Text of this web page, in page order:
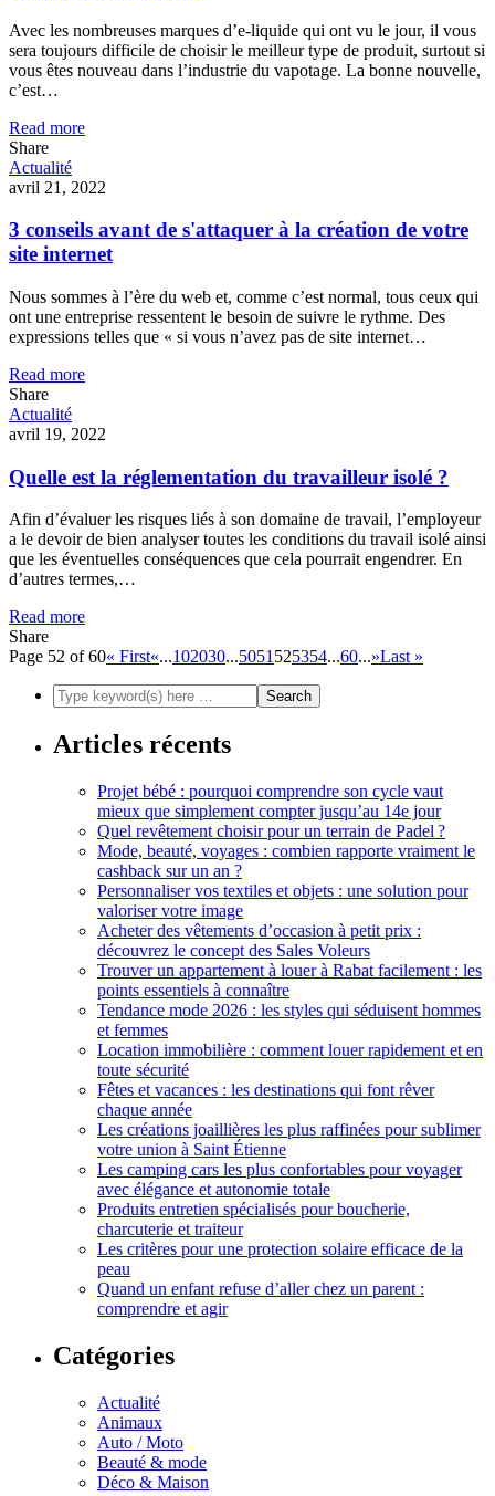
Avec les nombreuses marques d’e-liquide qui ont vu le jour, il vous
sera toujours difficile de choisir le meilleur type de produit, surtout si
vous êtes nouveau dans l’industrie du vapotage. La bonne nouvelle,
c’est…
Read more
Share
Actualité
avril 21, 2022
3 conseils avant de s'attaquer à la création de votre
site internet
Nous sommes à l’ère du web et, comme c’est normal, tous ceux qui
ont une entreprise ressentent le besoin de suivre le rythme. Des
expressions telles que « si vous n’avez pas de site internet…
Read more
Share
Actualité
avril 19, 2022
Quelle est la réglementation du travailleur isolé ?
Afin d’évaluer les risques liés à son domaine de travail, l’employeur
a le devoir de bien analyser toutes les conditions du travail isolé ainsi
que les éventuelles conséquences que cela pourrait engendrer. En
d’autres termes,…
Read more
Share
Page 52 of 60« First«...102030...5051525354...60...»Last »
Articles récents
Projet bébé : pourquoi comprendre son cycle vaut
mieux que simplement compter jusqu’au 14e jour
Quel revêtement choisir pour un terrain de Padel ?
Mode, beauté, voyages : combien rapporte vraiment le
cashback sur un an ?
Personnaliser vos textiles et objets : une solution pour
valoriser votre image
Acheter des vêtements d’occasion à petit prix :
découvrez le concept des Sales Voleurs
Trouver un appartement à louer à Rabat facilement : les
points essentiels à connaître
Tendance mode 2026 : les styles qui séduisent hommes
et femmes
Location immobilière : comment louer rapidement et en
toute sécurité
Fêtes et vacances : les destinations qui font rêver
chaque année
Les créations joaillières les plus raffinées pour sublimer
votre union à Saint Étienne
Les camping cars les plus confortables pour voyager
avec élégance et autonomie totale
Produits entretien spécialisés pour boucherie,
charcuterie et traiteur
Les critères pour une protection solaire efficace de la
peau
Quand un enfant refuse d’aller chez un parent :
comprendre et agir
Catégories
Actualité
Animaux
Auto / Moto
Beauté & mode
Déco & Maison